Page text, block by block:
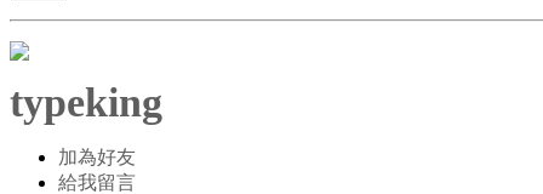
typeking
加為好友
給我留言